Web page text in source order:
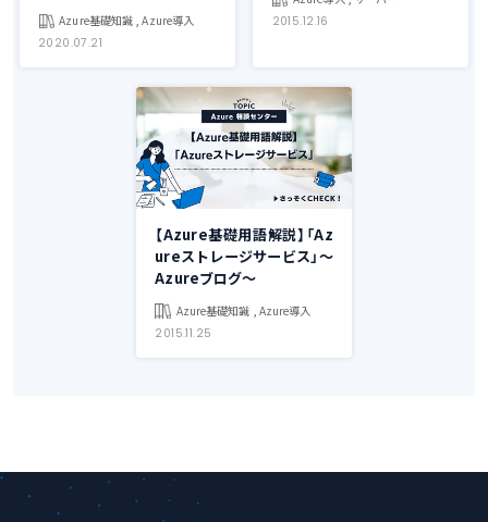
Azure基礎知識 , Azure導入
2020.07.21
2015.12.16
【Azure基礎用語解説】「Az
ureストレージサービス」～
Azureブログ～
Azure基礎知識 , Azure導入
2015.11.25